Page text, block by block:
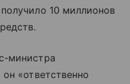
10 миллионов
министра
«ответственно